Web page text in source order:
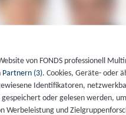
von FONDS professionell
Partnern (3). Cookies, Geräte- oder
Identifikatoren,
oder gelesen werden,
Werbeleistung und